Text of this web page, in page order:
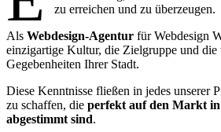
zu erreichen und zu überzeugen.
Als Webdesign-Agentur für Webdesign
einzigartige Kultur, die Zielgruppe und die
Gegebenheiten Ihrer Stadt.
Diese Kenntnisse fließen in jedes unserer
zu schaffen, die perfekt auf den Markt in
abgestimmt sind.